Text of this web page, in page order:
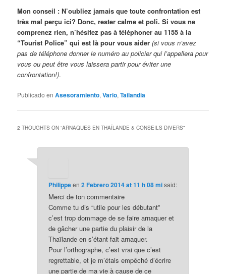
Mon conseil : N’oubliez jamais que toute confrontation est
très mal perçu ici? Donc, rester calme et poli. Si vous ne
comprenez rien, n’hésitez pas à téléphoner au 1155 à la
“Tourist Police” qui est là pour vous aider (si vous n’avez
pas de téléphone donner le numéro au policier qui l’appellera pour
vous ou peut être vous laissera partir pour éviter une
confrontation!).
Publicado en Asesoramiento,Vario,Tailandia
2 THOUGHTS ON “ARNAQUES EN THAÏLANDE & CONSEILS DIVERS”
Philippeen2 Febrero 2014 at 11 h 08 misaid:
Merci de ton commentaire
Comme tu dis “utile pour les débutant”
c’est trop dommage de se faire arnaquer et
de gâcher une partie du plaisir de la
Thaïlande en s’étant fait arnaquer.
Pour l’orthographe, c’est vrai que c’est
regrettable, et je m’étais empêché d’écrire
une partie de ma vie à cause de ce